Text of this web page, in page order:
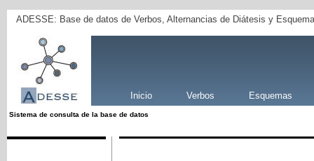
ADESSE: Base de datos de Verbos, Alternancias de Diátesis y
Inicio Verbos Esquemas
Sistema de consulta de la base de datos